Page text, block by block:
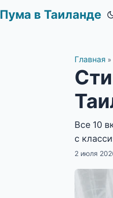
Пума в Таиланде
Главная »
Все 10
с
2 июля